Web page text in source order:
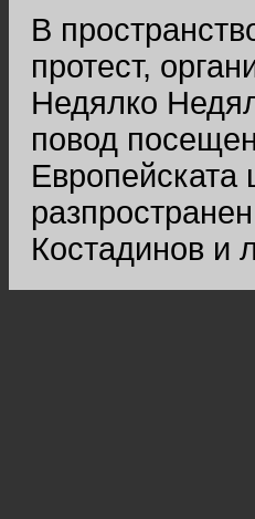
В
протест,
Недялко
повод
Европейската
Костадинов и